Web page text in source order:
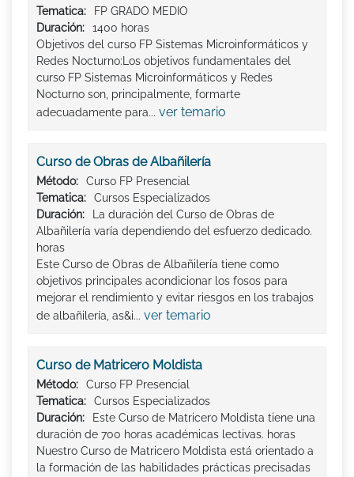
Tematica:
FP GRADO MEDIO
Duración:
1400 horas
Objetivos del curso FP Sistemas Microinformáticos y
Redes Nocturno:Los objetivos fundamentales del
curso FP Sistemas Microinformáticos y Redes
Nocturno son, principalmente, formarte
adecuadamente para... ver temario
Curso de Obras de Albañilería
Método:
Curso FP Presencial
Tematica:
Cursos Especializados
Duración:
La duración del Curso de Obras de
Albañilería varía dependiendo del esfuerzo dedicado.
horas
Este Curso de Obras de Albañilería tiene como
objetivos principales acondicionar los fosos para
mejorar el rendimiento y evitar riesgos en los trabajos
de albañilería, as&i... ver temario
Curso de Matricero Moldista
Método:
Curso FP Presencial
Tematica:
Cursos Especializados
Duración:
Este Curso de Matricero Moldista tiene una
duración de 700 horas académicas lectivas. horas
Nuestro Curso de Matricero Moldista está orientado a
la formación de las habilidades prácticas precisadas